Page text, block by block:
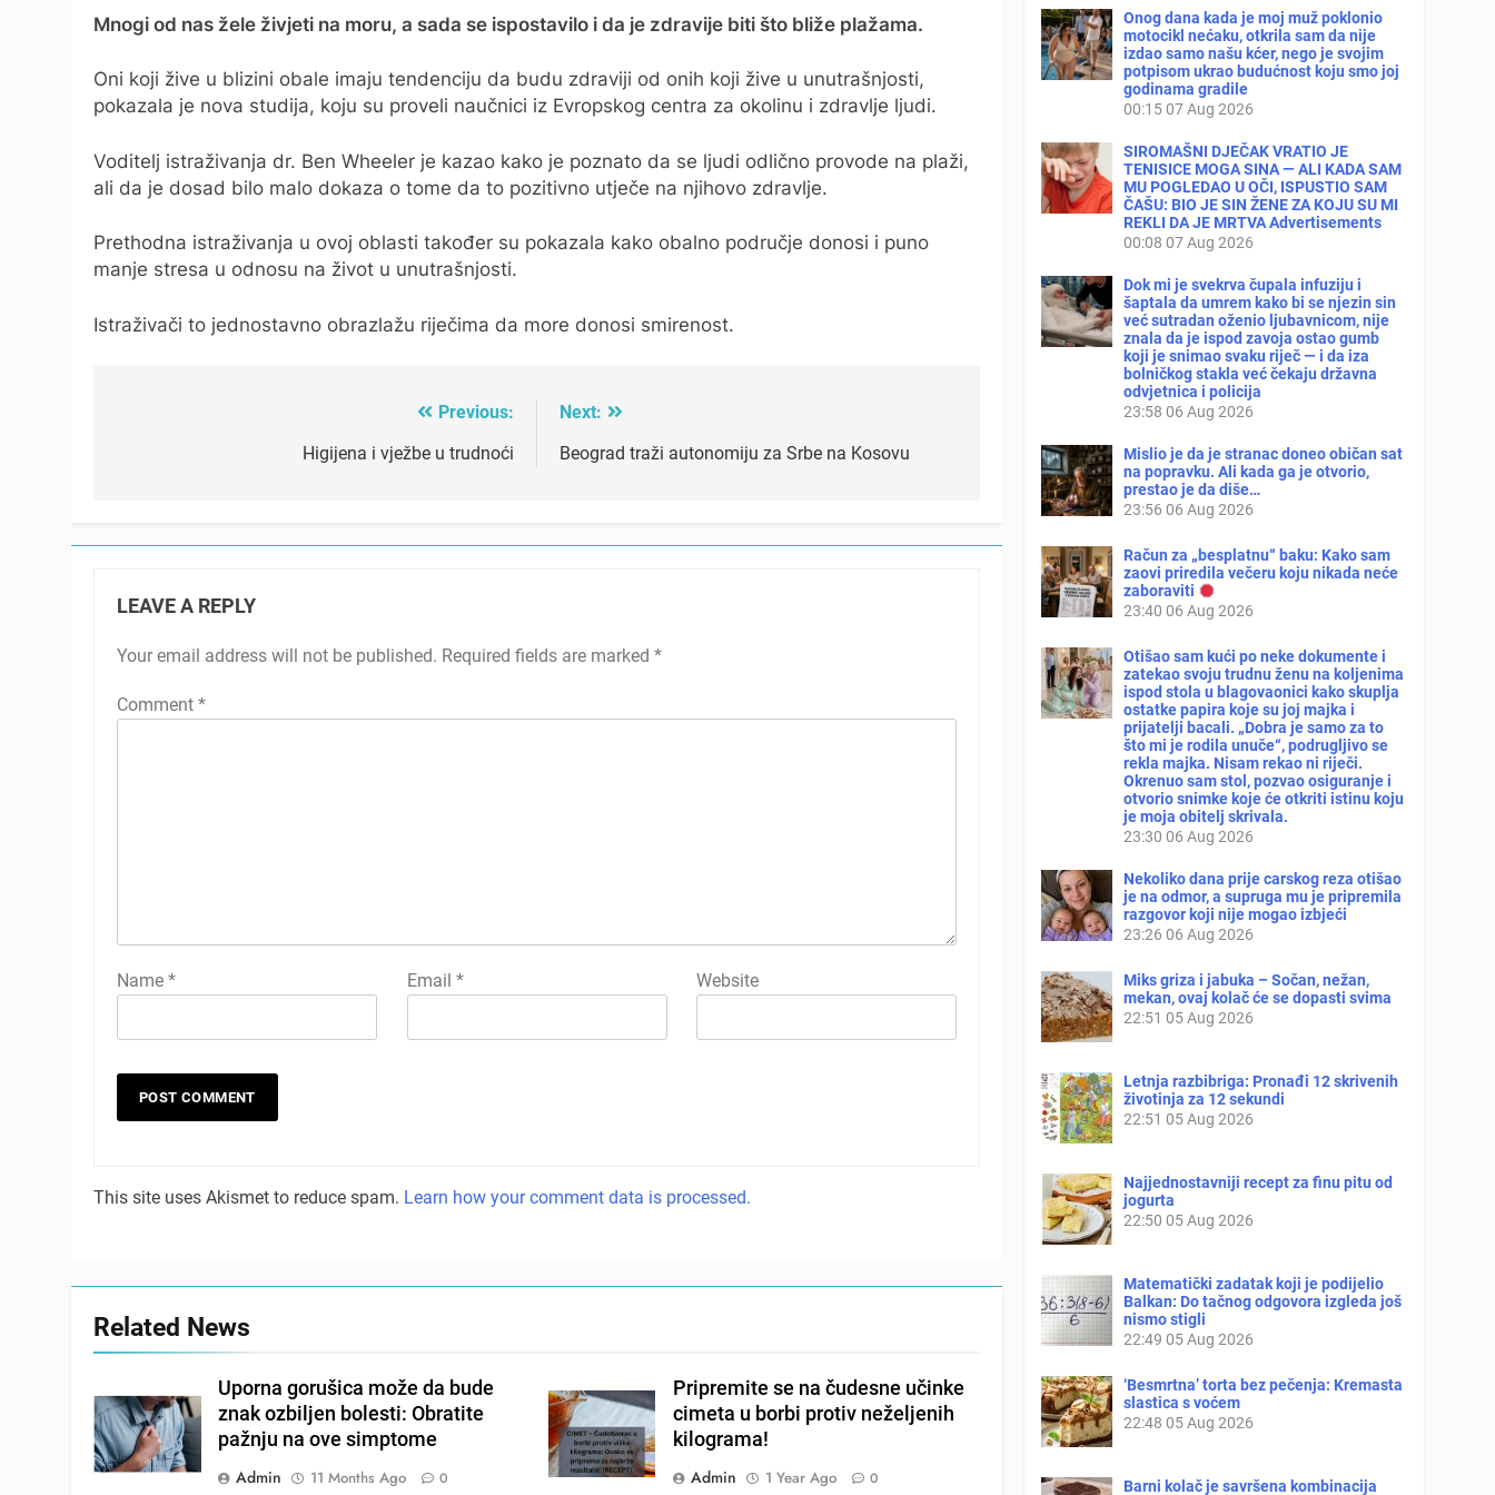
Mnogi od nas žele živjeti na moru, a sada se ispostavilo i da je zdravije biti što bliže plažama.
Oni koji žive u blizini obale imaju tendenciju da budu zdraviji od onih koji žive u unutrašnjosti,
pokazala je nova studija, koju su proveli naučnici iz Evropskog centra za okolinu i zdravlje ljudi.
Voditelj istraživanja dr. Ben Wheeler je kazao kako je poznato da se ljudi odlično provode na plaži,
ali da je dosad bilo malo dokaza o tome da to pozitivno utječe na njihovo zdravlje.
Prethodna istraživanja u ovoj oblasti također su pokazala kako obalno područje donosi i puno
manje stresa u odnosu na život u unutrašnjosti.
Istraživači to jednostavno obrazlažu riječima da more donosi smirenost.
Previous:
Higijena i vježbe u trudnoći
Next:
Beograd traži autonomiju za Srbe na Kosovu
LEAVE A REPLY
Your email address will not be published. Required fields are marked *
Comment *
Name * Email * Website
This site uses Akismet to reduce spam. Learn how your comment data is processed.
Related News
Uporna gorušica može da bude
znak ozbiljen bolesti: Obratite
pažnju na ove simptome
Admin
11 Months Ago 0
Pripremite se na čudesne učinke
cimeta u borbi protiv neželjenih
kilograma!
Admin
1 Year Ago 0
Onog dana kada je moj muž poklonio
motocikl nećaku, otkrila sam da nije
izdao samo našu kćer, nego je svojim
potpisom ukrao budućnost koju smo joj
godinama gradile
00:15 07 Aug 2026
SIROMAŠNI DJEČAK VRATIO JE
TENISICE MOGA SINA — ALI KADA SAM
MU POGLEDAO U OČI, ISPUSTIO SAM
ČAŠU: BIO JE SIN ŽENE ZA KOJU SU MI
REKLI DA JE MRTVA Advertisements
00:08 07 Aug 2026
Dok mi je svekrva čupala infuziju i
šaptala da umrem kako bi se njezin sin
već sutradan oženio ljubavnicom, nije
znala da je ispod zavoja ostao gumb
koji je snimao svaku riječ — i da iza
bolničkog stakla već čekaju državna
odvjetnica i policija
23:58 06 Aug 2026
Mislio je da je stranac doneo običan sat
na popravku. Ali kada ga je otvorio,
prestao je da diše…
23:56 06 Aug 2026
Račun za „besplatnu“ baku: Kako sam
zaovi priredila večeru koju nikada neće
zaboraviti
23:40 06 Aug 2026
Otišao sam kući po neke dokumente i
zatekao svoju trudnu ženu na koljenima
ispod stola u blagovaonici kako skuplja
ostatke papira koje su joj majka i
prijatelji bacali. „Dobra je samo za to
što mi je rodila unuče“, podrugljivo se
rekla majka. Nisam rekao ni riječi.
Okrenuo sam stol, pozvao osiguranje i
otvorio snimke koje će otkriti istinu koju
je moja obitelj skrivala.
23:30 06 Aug 2026
Nekoliko dana prije carskog reza otišao
je na odmor, a supruga mu je pripremila
razgovor koji nije mogao izbjeći
23:26 06 Aug 2026
Miks griza i jabuka – Sočan, nežan,
mekan, ovaj kolač će se dopasti svima
22:51 05 Aug 2026
Letnja razbibriga: Pronađi 12 skrivenih
životinja za 12 sekundi
22:51 05 Aug 2026
Najjednostavniji recept za finu pitu od
jogurta
22:50 05 Aug 2026
Matematički zadatak koji je podijelio
Balkan: Do tačnog odgovora izgleda još
nismo stigli
22:49 05 Aug 2026
‘Besmrtna’ torta bez pečenja: Kremasta
slastica s voćem
22:48 05 Aug 2026
Barni kolač je savršena kombinacija